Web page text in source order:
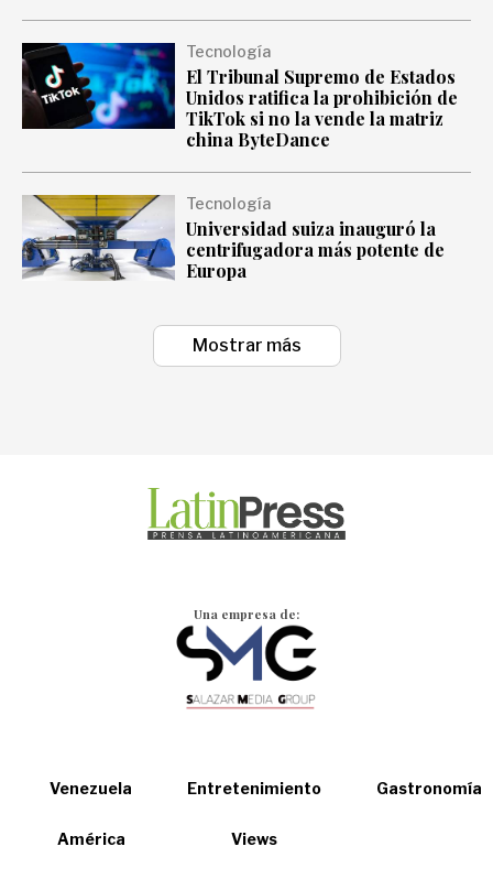
Tecnología
El Tribunal Supremo de Estados
Unidos ratifica la prohibición de
TikTok si no la vende la matriz
china ByteDance
Tecnología
Universidad suiza inauguró la
centrifugadora más potente de
Europa
Mostrar más
Una empresa de:
Venezuela
América
Entretenimiento
Views
Gastronomía